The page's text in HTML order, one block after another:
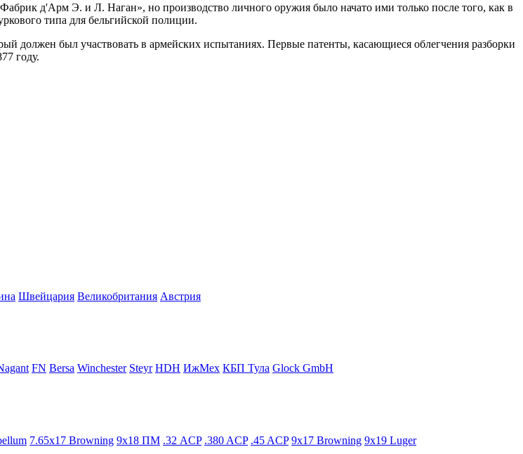
д'Арм Э. и Л. Наган», но производство личного оружия было начато ими только после того, как в
типа для бельгийской полиции.
должен был участвовать в армейских испытаниях. Первые патенты, касающиеся облегчения разборки
году.
Швейцария Великобритания Австрия
FN Bersa Winchester Steyr HDH ИжМех КБП Тула Glock GmbH
7.65x17 Browning 9x18 ПМ .32 ACP .380 ACP .45 ACP 9x17 Browning 9x19 Luger